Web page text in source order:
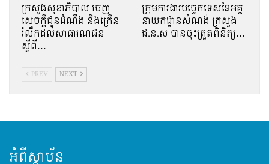
ក្រសួងសុខាភិបាល ចេញ
សេចក្តីជូនដំណឹង និងក្រើន
រំលឹកដល់សាធារណជន
ស្ដីពី…
ក្រុមការងារបច្ចេកទេសនៃអគ្គ
នាយកដ្ឋានសំណង់ ក្រសួង
ដ.ន.ស បានចុះត្រួតពិនិត្យ…
PREV NEXT
អំពីស្ថាប័ន